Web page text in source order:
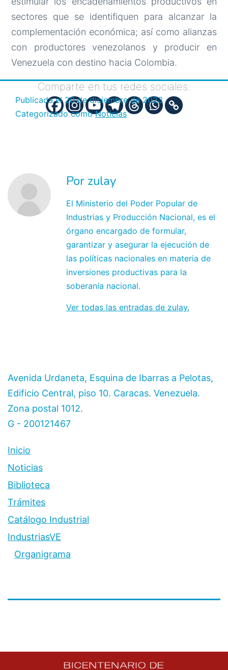
sectores que se identifiquen para alcanzar la
complementación económica; así como alianzas
con productores venezolanos y producir en
Venezuela con destino hacia Colombia.
Comparte en tus redes sociales:
Publicada el20 de diciembre de 2023
Categorizado comoNoticias
Por zulay
El Ministerio del Poder Popular de
Industrias y Producción Nacional, es el
órgano encargado de formular,
garantizar y asegurar la ejecución de
las políticas nacionales en materia de
inversiones productivas para la
soberanía nacional.
Ver todas las entradas de zulay.
Avenida Urdaneta, Esquina de Ibarras a Pelotas,
Edificio Central, piso 10. Caracas. Venezuela.
Zona postal 1012.
G - 200121467
Inicio
Noticias
Biblioteca
Trámites
Catálogo Industrial
IndustriasVE
Organigrama